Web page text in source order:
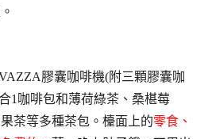
膠囊咖啡機(附三顆膠囊咖
1咖啡包和薄荷綠茶、桑椹莓
茶等多種茶包。檯面上的零食、